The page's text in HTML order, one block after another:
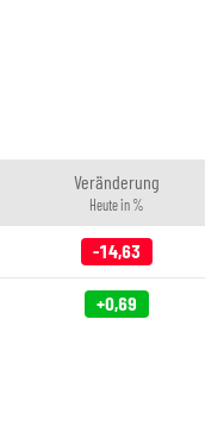
Veränderung
Heute in %
-14,63
+0,69